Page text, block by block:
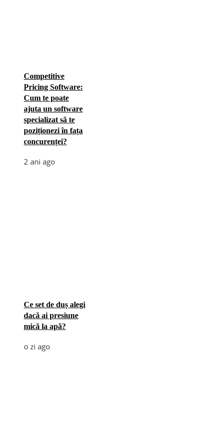
Competitive
Pricing Software:
Cum te poate
ajuta un software
specializat să te
poziționezi în fața
concurenței?
2 ani ago
Ce set de duș alegi
dacă ai presiune
mică la apă?
o zi ago